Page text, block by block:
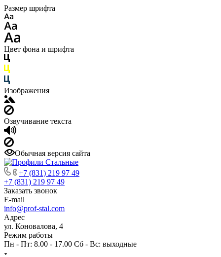
Размер шрифта
Цвет фона и шрифта
Изображения
Озвучивание текста
Обычная версия сайта
+7 (831) 219 97 49
+7 (831) 219 97 49
Заказать звонок
E-mail
info@prof-stal.com
Адрес
ул. Коновалова, 4
Режим работы
Пн - Пт: 8.00 - 17.00 Сб - Вс: выходные